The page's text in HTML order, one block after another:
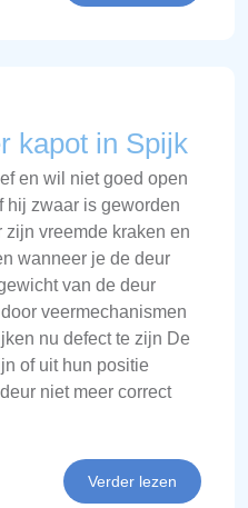
kapot in Spijk
en wil niet goed open
hij zwaar is geworden
vreemde kraken en
wanneer je de deur
van de deur
veermechanismen
nu defect te zijn De
of uit hun positie
niet meer correct
Verder lezen